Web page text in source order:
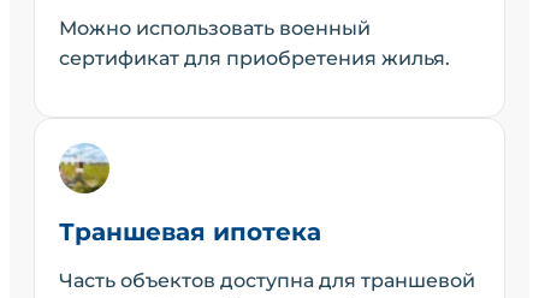
Можно использовать военный
сертификат для приобретения жилья.
Траншевая ипотека
Часть объектов доступна для траншевой